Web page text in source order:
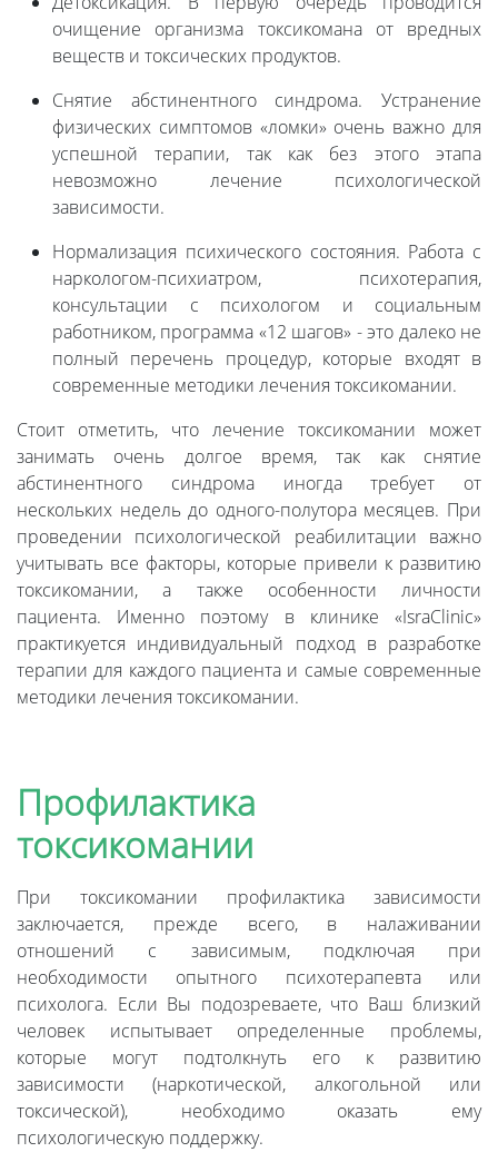
очищение организма токсикомана от вредных
веществ и токсических продуктов.
Снятие абстинентного синдрома. Устранение
физических симптомов «ломки» очень важно для
успешной терапии, так как без этого этапа
невозможно лечение психологической
зависимости.
Нормализация психического состояния. Работа с
наркологом-психиатром, психотерапия,
консультации с психологом и социальным
работником, программа «12 шагов» - это далеко не
полный перечень процедур, которые входят в
современные методики лечения токсикомании.
Стоит отметить, что лечение токсикомании может
занимать очень долгое время, так как снятие
абстинентного синдрома иногда требует от
нескольких недель до одного-полутора месяцев. При
проведении психологической реабилитации важно
учитывать все факторы, которые привели к развитию
токсикомании, а также особенности личности
пациента. Именно поэтому в клинике «IsraClinic»
практикуется индивидуальный подход в разработке
терапии для каждого пациента и самые современные
методики лечения токсикомании.
Профилактика
токсикомании
При токсикомании профилактика зависимости
заключается, прежде всего, в налаживании
отношений с зависимым, подключая при
необходимости опытного психотерапевта или
психолога. Если Вы подозреваете, что Ваш близкий
человек испытывает определенные проблемы,
которые могут подтолкнуть его к развитию
зависимости (наркотической, алкогольной или
токсической), необходимо оказать ему
психологическую поддержку.